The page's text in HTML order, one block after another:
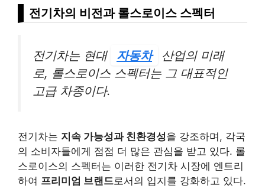
전기차의 비전과 롤스로이스 스펙터
전기차는 현대 자동차
산업의 미래
로, 롤스로이스 스펙터는 그 대표적인
고급 차종이다.
전기차는 지속 가능성과 친환경성을 강조하며, 각국
의 소비자들에게 점점 더 많은 관심을 받고 있다. 롤
스로이스의 스펙터는 이러한 전기차 시장에 엔트리
하여 프리미엄 브랜드로서의 입지를 강화하고 있다.